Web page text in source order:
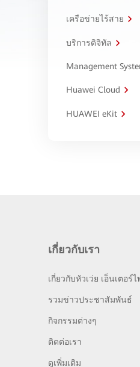
เครือข่ายไร้สาย
บริการดิจิทัล
Management
Huawei Cloud
HUAWEI eKit
เกี่ยวกับเรา
เกี่ยวกับหัวเว่ย เอ็นเตอร์ไ
รวมข่าวประชาสัมพันธ์
กิจกรรมต่างๆ
ติดต่อเรา
ดูเพิ่มเติม